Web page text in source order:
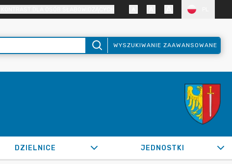
WYSZUKIWANIE ZAAWANSOWANE
DZIELNICE JEDNOSTKI